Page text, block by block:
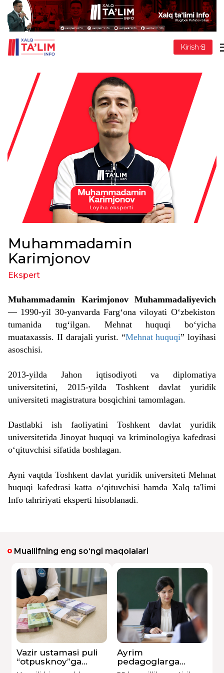
Kirish
Muhammadamin
Karimjonov
Ekspert
Muhammadamin Karimjonov Muhammadaliyevich
— 1990-yil 30-yanvarda Fargʻona viloyati Oʻzbekiston
tumanida tugʻilgan. Mehnat huquqi boʻyicha
muataxassis. II darajali yurist.“Mehnat huquqi” loyihasi
asoschisi.
2013-yilda Jahon iqtisodiyoti va diplomatiya
universitetini, 2015-yilda Toshkent davlat yuridik
universiteti magistratura bosqichini tamomlagan.
Dastlabki ish faoliyatini Toshkent davlat yuridik
universitetida Jinoyat huquqi va kriminologiya kafedrasi
o‘qituvchisi sifatida boshlagan.
Ayni vaqtda Toshkent davlat yuridik universiteti Mehnat
huquqi kafedrasi katta o‘qituvchisi hamda Xalq ta'limi
Info tahririyati eksperti hisoblanadi.
Muallifning eng so‘ngi maqolalari
Vazir ustamasi puli
“otpusknoy”ga
qo‘shiladimi?
Ayrim
pedagoglarga
qo‘shimcha 4 kunlik